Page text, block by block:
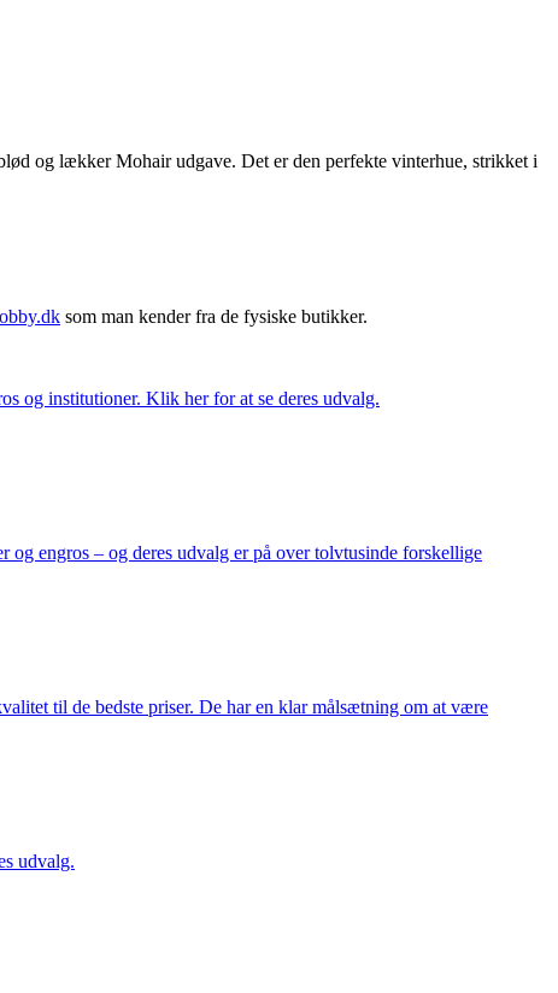
og lækker Mohair udgave. Det er den perfekte vinterhue, strikket i
som man kender fra de fysiske butikker.
og institutioner. Klik her for at se deres udvalg.
engros – og deres udvalg er på over tolvtusinde forskellige
til de bedste priser. De har en klar målsætning om at være
udvalg.